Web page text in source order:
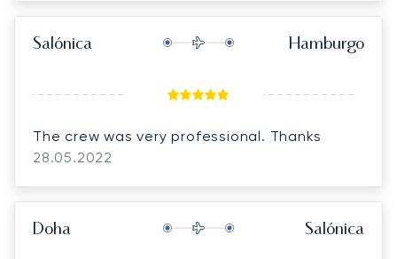
working with him — the entire process was
smooth and effortless. Because of this
LunaJets in the future. We highly appreciate
more flights together.
Salónica Hamburgo
The crew was very professional. Thanks
28.05.2022
Doha Salónica